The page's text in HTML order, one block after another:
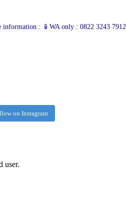
information : 📱WA only : 0822 3243 7912
on Instagram
user.